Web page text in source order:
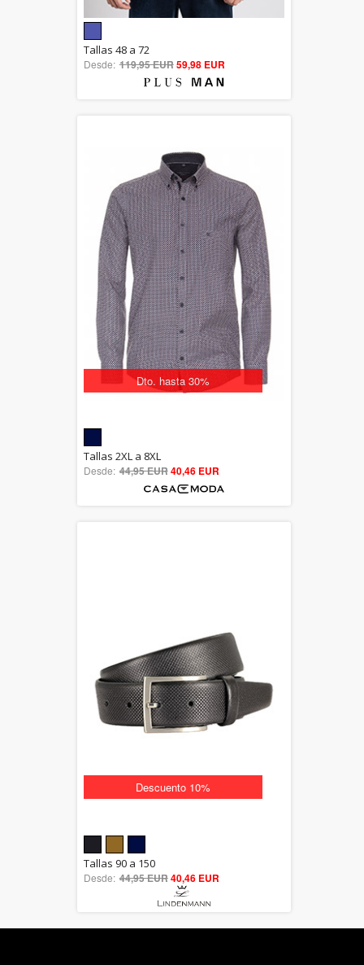
out of 5
Tallas 48 a 72
Desde: 119,95 EUR59,98 EUR
Dto. hasta 30%
5.00
out of 5
Tallas 2XL a 8XL
Desde: 44,95 EUR40,46 EUR
Descuento 10%
5.00
out of 5
Tallas 90 a 150
Desde: 44,95 EUR40,46 EUR